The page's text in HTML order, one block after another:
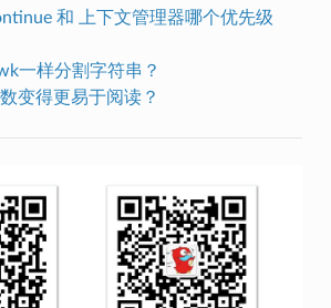
和 上下文管理器哪个优先级
一样分割字符串？
变得更易于阅读？